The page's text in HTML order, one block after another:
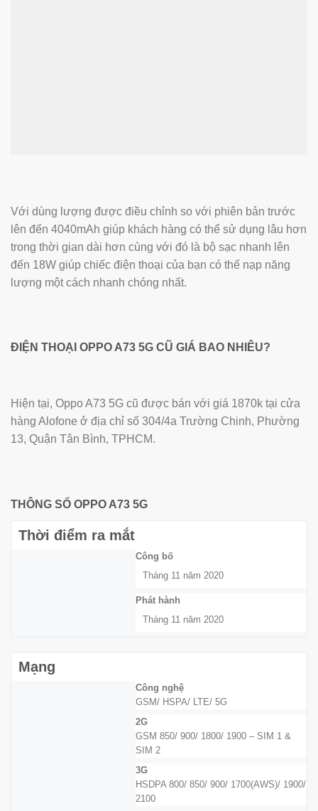
Với dùng lượng được điều chỉnh so với phiên bản trước
lên đến 4040mAh giúp khách hàng có thể sử dụng lâu hơn
trong thời gian dài hơn cùng với đó là bộ sạc nhanh lên
đến 18W giúp chiếc điện thoại của bạn có thể nạp năng
lượng một cách nhanh chóng nhất.
ĐIỆN THOẠI OPPO A73 5G CŨ GIÁ BAO NHIÊU?
Hiện tại, Oppo A73 5G cũ được bán với giá 1870k tại cửa
hàng Alofone ở địa chỉ số 304/4a Trường Chinh, Phường
13, Quận Tân Bình, TPHCM.
THÔNG SỐ OPPO A73 5G
Thời điểm ra mắt
Công bố
Tháng 11 năm 2020
Phát hành
Tháng 11 năm 2020
Mạng
Công nghệ
GSM/ HSPA/ LTE/ 5G
2G
GSM 850/ 900/ 1800/ 1900 – SIM 1 &
SIM 2
3G
HSDPA 800/ 850/ 900/ 1700(AWS)/ 1900/
2100